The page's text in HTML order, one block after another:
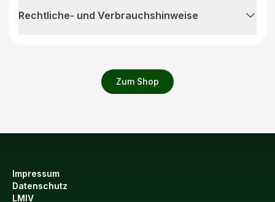
Zum Shop
Rechtliche- und Verbrauchshinweise
Impressum
Datenschutz
LMIV